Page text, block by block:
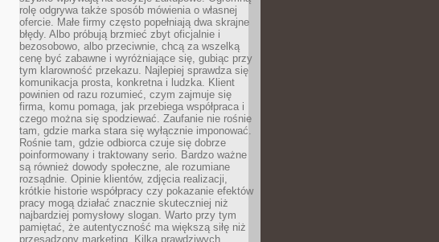
rolę odgrywa także sposób mówienia o własnej
ofercie. Małe firmy często popełniają dwa skrajne
błędy. Albo próbują brzmieć zbyt oficjalnie i
bezosobowo, albo przeciwnie, chcą za wszelką
cenę być zabawne i wyróżniające się, gubiąc przy
tym klarowność przekazu. Najlepiej sprawdza się
komunikacja prosta, konkretna i ludzka. Klient
powinien od razu rozumieć, czym zajmuje się
firma, komu pomaga, jak przebiega współpraca i
czego można się spodziewać. Zaufanie nie rośnie
tam, gdzie marka stara się wyłącznie imponować.
Rośnie tam, gdzie odbiorca czuje się dobrze
poinformowany i traktowany serio. Bardzo ważne
są również dowody społeczne, ale rozumiane
rozsądnie. Opinie klientów, zdjęcia realizacji,
krótkie historie współpracy czy pokazanie efektów
pracy mogą działać znacznie skuteczniej niż
najbardziej pomysłowy slogan. Warto przy tym
pamiętać, że autentyczność ma większą siłę niż
przesadzony marketing. Kilka prawdziwych